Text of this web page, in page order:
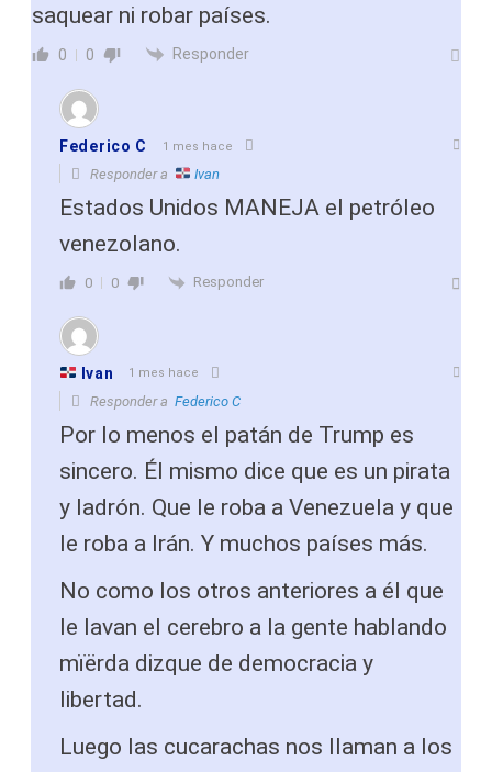
saquear ni robar países.
0 0 Responder
Federico C 1 mes hace
Responder a Ivan
Estados Unidos MANEJA el petróleo
venezolano.
0 0 Responder
Ivan 1 mes hace
Responder a Federico C
Por lo menos el patán de Trump es
sincero. Él mismo dice que es un pirata
y ladrón. Que le roba a Venezuela y que
le roba a Irán. Y muchos países más.
No como los otros anteriores a él que
le lavan el cerebro a la gente hablando
mïërda dizque de democracia y
libertad.
Luego las cucarachas nos llaman a los